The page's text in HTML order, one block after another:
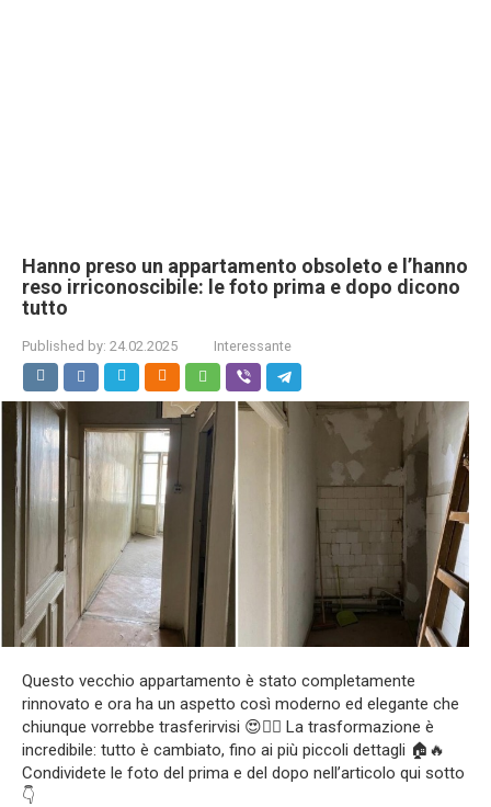
Hanno preso un appartamento obsoleto e l’hanno
reso irriconoscibile: le foto prima e dopo dicono
tutto
Published by: 24.02.2025 Interessante
Questo vecchio appartamento è stato completamente
rinnovato e ora ha un aspetto così moderno ed elegante che
chiunque vorrebbe trasferirvisi 😍❤️‍🔥 La trasformazione è
incredibile: tutto è cambiato, fino ai più piccoli dettagli 🏠🔥
Condividete le foto del prima e del dopo nell’articolo qui sotto
👇